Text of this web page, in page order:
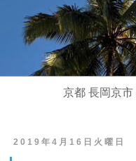
京都 長岡京
2019年4月16日火曜日